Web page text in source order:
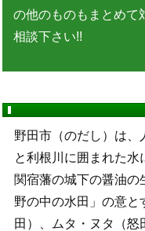
の他のものもまとめて
相談下さい!!
野田市（のだし）は、
と利根川に囲まれた水
関宿藩の城下の醤油の
野の中の水田」の意と
田）、ムタ・ヌタ（怒